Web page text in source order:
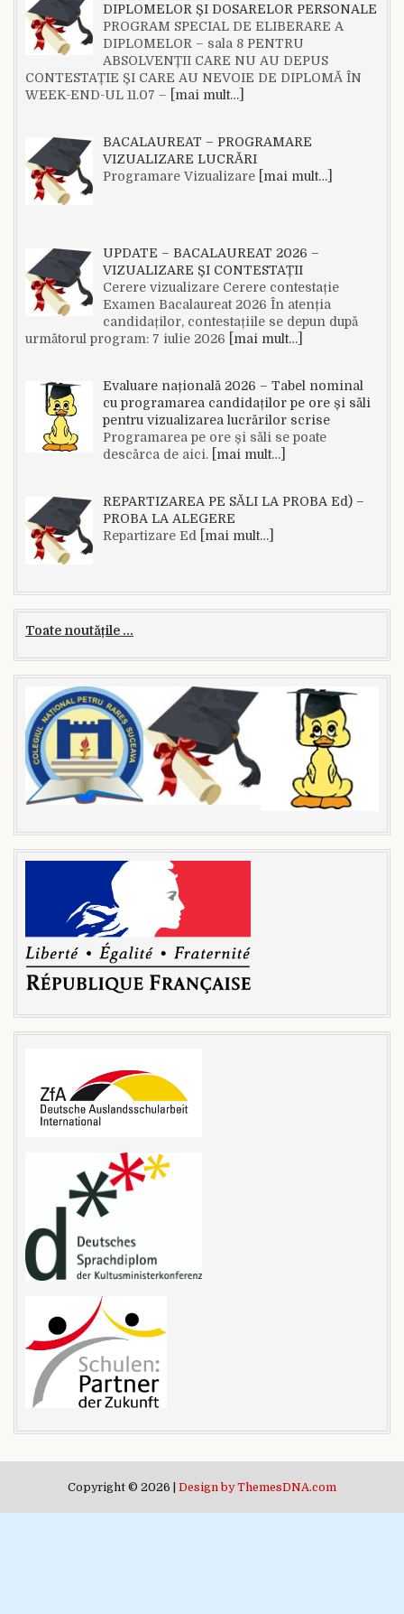
DIPLOMELOR ȘI DOSARELOR PERSONALE
PROGRAM SPECIAL DE ELIBERARE A
DIPLOMELOR – sala 8 PENTRU
ABSOLVENȚII CARE NU AU DEPUS
CONTESTAȚIE ȘI CARE AU NEVOIE DE DIPLOMĂ ÎN
WEEK-END-UL 11.07 –
[mai mult…]
BACALAUREAT – PROGRAMARE
VIZUALIZARE LUCRĂRI
Programare Vizualizare[mai mult…]
UPDATE – BACALAUREAT 2026 –
VIZUALIZARE ȘI CONTESTAȚII
Cerere vizualizare Cerere contestație
Examen Bacalaureat 2026 În atenția
candidaților, contestațiile se depun după
următorul program: 7 iulie 2026
[mai mult…]
Evaluare națională 2026 – Tabel nominal
cu programarea candidaților pe ore și săli
pentru vizualizarea lucrărilor scrise
Programarea pe ore și săli se poate
descărca de aici.[mai mult…]
REPARTIZAREA PE SĂLI LA PROBA Ed) –
PROBA LA ALEGERE
Repartizare Ed [mai mult…]
Toate noutățile ...
Copyright © 2026 | Design by ThemesDNA.com